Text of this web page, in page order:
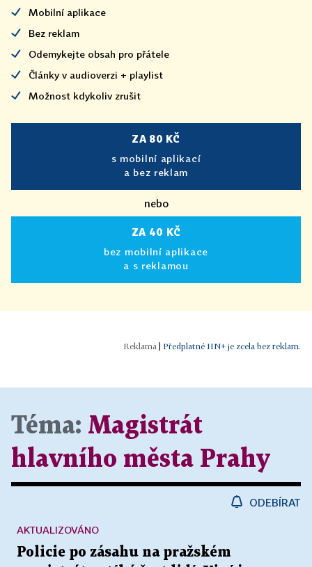
Mobilní aplikace
Bez reklam
Odemykejte obsah pro přátele
Články v audioverzi + playlist
Možnost kdykoliv zrušit
ZA 80 KČ
s mobilní aplikací
a bez reklam
nebo
ZA 40 KČ
bez mobilní aplikace
a s reklamou
| Předplatné HN+ je zcela bez reklam.
Téma: Magistrát
hlavního města Prahy
ODEBÍRAT
Policie po zásahu na pražském
AKTUALIZOVÁNO